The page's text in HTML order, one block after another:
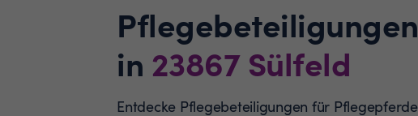
in 23867 Sülfeld
Entdecke Pflegebeteiligungen für